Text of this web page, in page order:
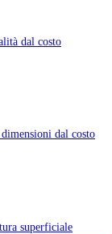
dal costo
dal costo
superficiale